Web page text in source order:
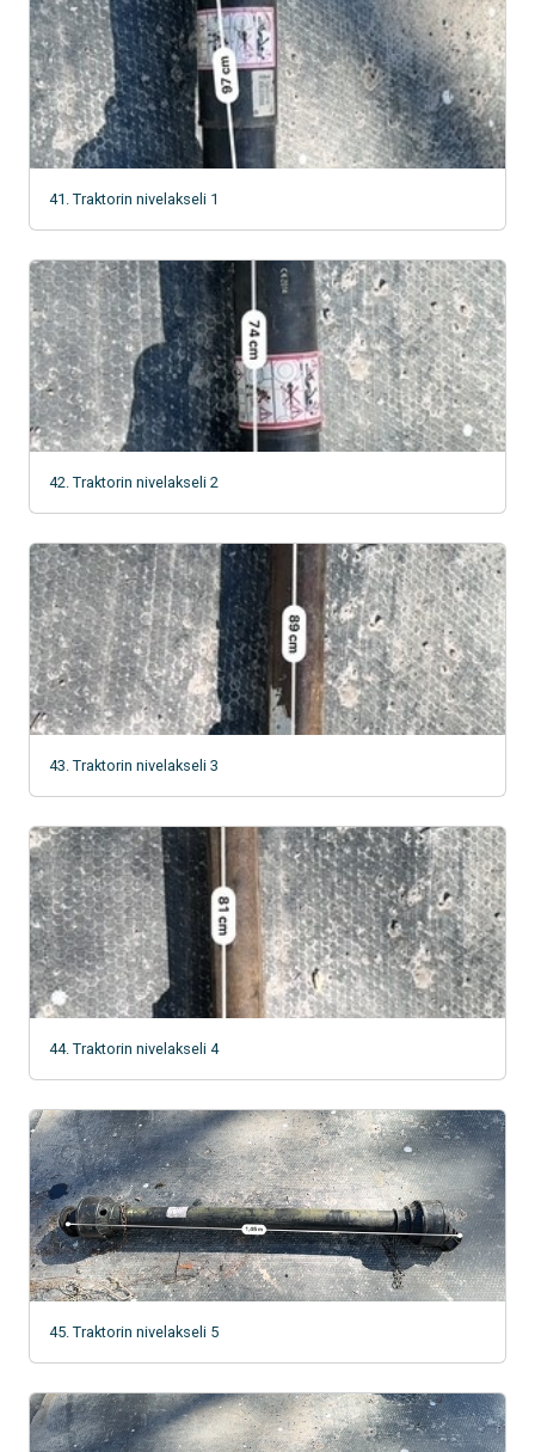
41. Traktorin nivelakseli 1
42. Traktorin nivelakseli 2
43. Traktorin nivelakseli 3
44. Traktorin nivelakseli 4
45. Traktorin nivelakseli 5